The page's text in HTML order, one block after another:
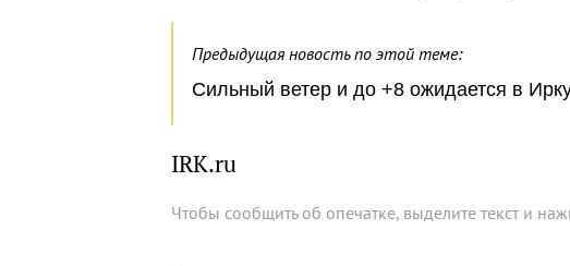
Предыдущая новость по этой теме:
Сильный ветер и до +8 ожидается в
IRK.ru
Чтобы сообщить об опечатке, выделите текст и